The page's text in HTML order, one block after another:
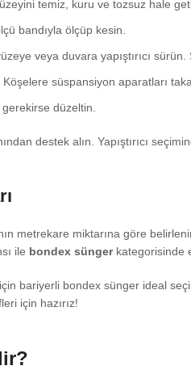
temiz, kuru ve tozsuz hale
bandıyla ölçüp kesin.
veya duvara yapıştırıcı
Köşelere süspansiyon aparatları
düzeltin.
destek alın. Yapıştırıcı
metrekare miktarına göre
ile bondex süngerkategorisinde
bariyerli bondex sünger ideal
için hazırız!